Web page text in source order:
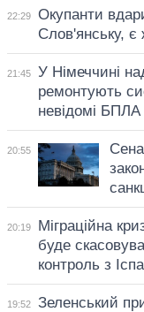
22:29
Окупанти
Слов'янську, є
21:45
У Німеччині
ремонтують
невідомі БПЛА
20:55
20:19
Міграційна
буде
контроль з
19:52
Зеленський